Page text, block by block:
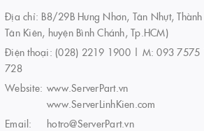
Địa chỉ: B8/29B Hưng Nhơn, Tân Nhựt,
Tân Kiên, huyện Bình Chánh, Tp.HCM)
Điện thoại: (028) 2219 1900 | M: 093
728
Website: www.ServerPart.vn
www.ServerLinhKien.com
Email:
hotro@ServerPart.vn